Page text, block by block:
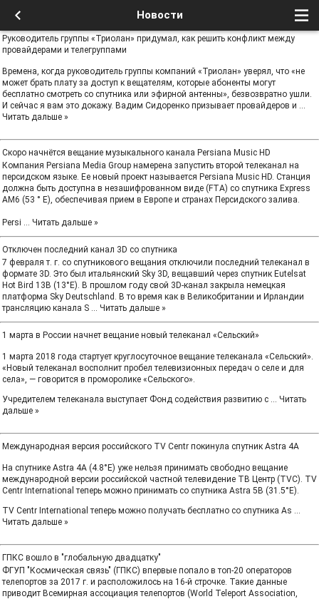
Новости
Руководитель группы «Триолан» придумал, как решить конфликт между
провайдерами и телегруппами
Времена, когда руководитель группы компаний «Триолан» уверял, что «не
может брать плату за доступ к вещателям, которые абоненты могут
бесплатно смотреть со спутника или эфирной антенны», безвозвратно ушли.
И сейчас я вам это докажу. Вадим Сидоренко призывает провайдеров и ...
Читать дальше »
Скоро начнётся вещание музыкального канала Persiana Music HD
Компания Persiana Media Group намерена запустить второй телеканал на
персидском языке. Ее новый проект называется Persiana Music HD. Станция
должна быть доступна в незашифрованном виде (FTA) со спутника Express
AM6 (53 ° E), обеспечивая прием в Европе и странах Персидского залива.
Persi ... Читать дальше »
Отключен последний канал 3D со спутника
7 февраля т. г. со спутникового вещания отключили последний телеканал в
формате 3D. Это был итальянский Sky 3D, вещавший через спутник Eutelsat
Hot Bird 13B (13°E). В прошлом году свой 3D-канал закрыла немецкая
платформа Sky Deutschland. В то время как в Великобритании и Ирландии
трансляцию канала S ... Читать дальше »
1 марта в России начнет вещание новый телеканал «Сельский»
1 марта 2018 года стартует круглосуточное вещание телеканала «Сельский».
«Новый телеканал восполнит пробел телевизионных передач о селе и для
села», — говорится в проморолике «Сельского».
Учредителем телеканала выступает Фонд содействия развитию с ... Читать
дальше »
Международная версия российского TV Centr покинула спутник Astra 4A
На спутнике Astra 4A (4.8°E) уже нельзя принимать свободно вещание
международной версии российской частной телевидение ТВ Центр (TVC). TV
Centr International теперь можно принимать со спутника Astra 5B (31.5°E).
TV Centr International теперь можно получать бесплатно со спутника As ...
Читать дальше »
ГПКС вошло в "глобальную двадцатку"
ФГУП "Космическая связь" (ГПКС) впервые попало в топ-20 операторов
телепортов за 2017 г. и расположилось на 16-й строчке. Такие данные
приводит Всемирная ассоциация телепортов (World Teleport Association,